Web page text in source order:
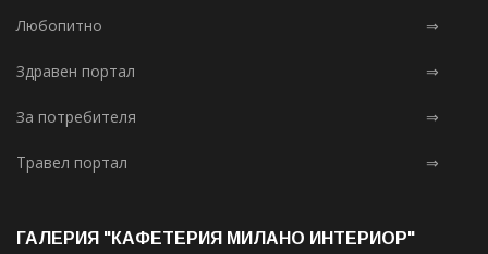
Любопитно ⇒
Здравен портал ⇒
За потребителя ⇒
Травел портал ⇒
ГАЛЕРИЯ "КАФЕТЕРИЯ МИЛАНО ИНТЕРИОР"